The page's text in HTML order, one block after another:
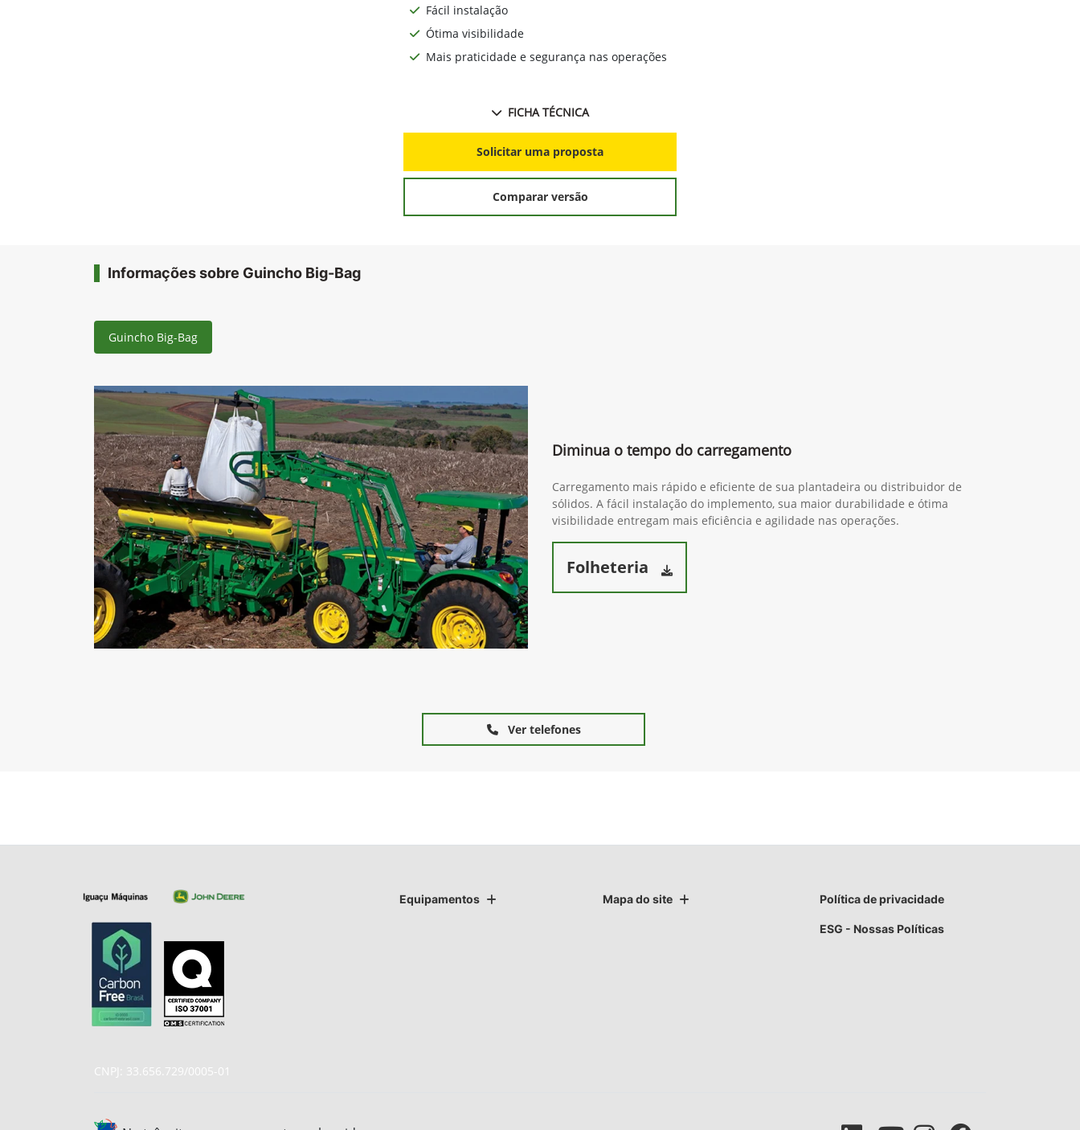
Fácil instalação
Ótima visibilidade
Mais praticidade e segurança nas operações
FICHA TÉCNICA
Solicitar uma proposta
Comparar versão
Informações sobre Guincho Big-Bag
Guincho Big-Bag
Diminua o tempo do carregamento
Carregamento mais rápido e eficiente de sua plantadeira ou distribuidor de
sólidos. A fácil instalação do implemento, sua maior durabilidade e ótima
visibilidade entregam mais eficiência e agilidade nas operações.
Folheteria
Ver telefones
Equipamentos Mapa do site Política de privacidade
ESG - Nossas Políticas
CNPJ: 33.656.729/0005-01